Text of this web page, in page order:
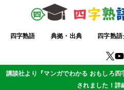
四字熟語 典拠・出典 四字熟
講談社より『マンガでわかる おもしろ
されました！詳